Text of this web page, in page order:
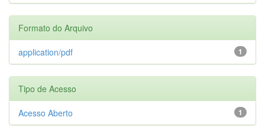
Formato do Arquivo
1
application/pdf
Tipo de Acesso
1
Acesso Aberto